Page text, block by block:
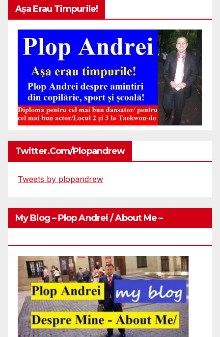
Așa Erau Timpurile!
Twitter.com/plopandrew
Tweets by plopandrew
My Blog – Plop Andrei / About Me –